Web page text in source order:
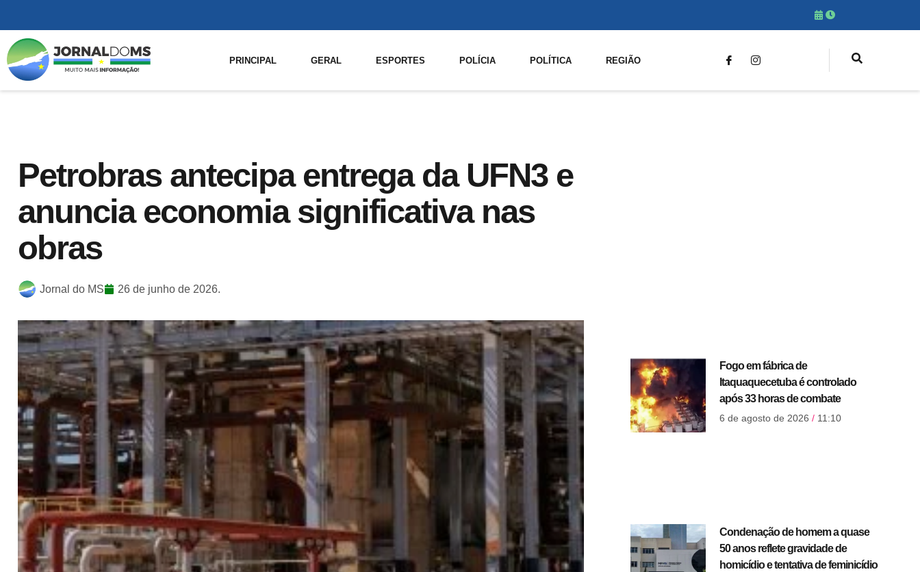
PRINCIPAL GERAL ESPORTES POLÍCIA POLÍTICA REGIÃO
Petrobras antecipa entrega da UFN3 e
anuncia economia significativa nas
obras
Jornal do MS 26 de junho de 2026.
Fogo em fábrica de
Itaquaquecetuba é controlado
após 33 horas de combate
6 de agosto de 2026 11:10
Condenação de homem a quase
50 anos reflete gravidade de
homicídio e tentativa de feminicídio